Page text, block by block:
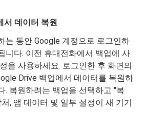
서 데이터 복원
는 동안 Google 계정으로 로그인하
니다. 이전 휴대전화에서 백업에 사
을 사용하세요. 로그인한 후 화면의
Drive 백업에서 데이터를 복원하
. 복원하려는 백업을 선택하고 "복
, 앱 데이터 및 일부 설정이 새 기기